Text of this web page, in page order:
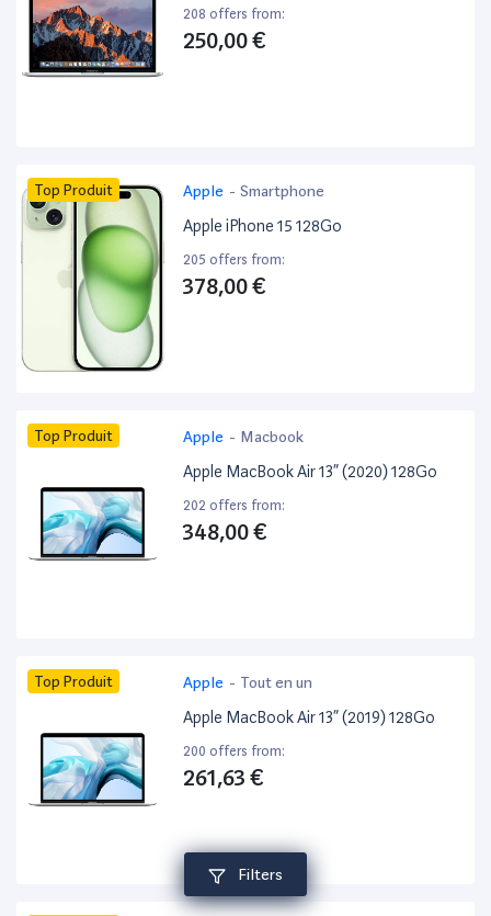
Filters
208 offers from:
250,00 €
Top Produit Apple - Smartphone
Apple iPhone 15 128Go
205 offers from:
378,00 €
Top Produit Apple - Macbook
Apple MacBook Air 13” (2020) 128Go
202 offers from:
348,00 €
Top Produit Apple - Tout en un
Apple MacBook Air 13” (2019) 128Go
200 offers from:
261,63 €